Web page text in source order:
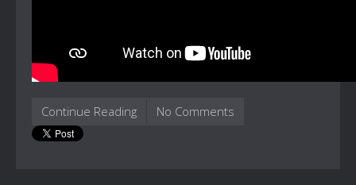
Continue Reading No Comments